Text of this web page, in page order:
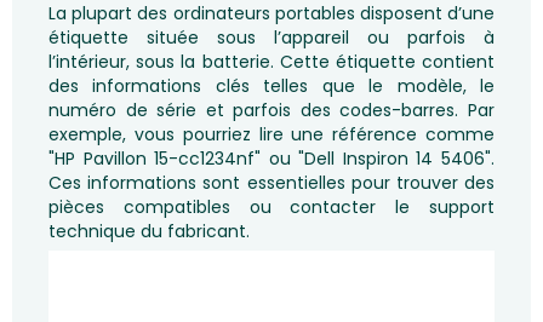
La plupart des ordinateurs portables disposent d’une
étiquette située sous l’appareil ou parfois à
l’intérieur, sous la batterie. Cette étiquette contient
des informations clés telles que le modèle, le
numéro de série et parfois des codes-barres. Par
exemple, vous pourriez lire une référence comme
"HP Pavillon 15-cc1234nf" ou "Dell Inspiron 14 5406".
Ces informations sont essentielles pour trouver des
pièces compatibles ou contacter le support
technique du fabricant.